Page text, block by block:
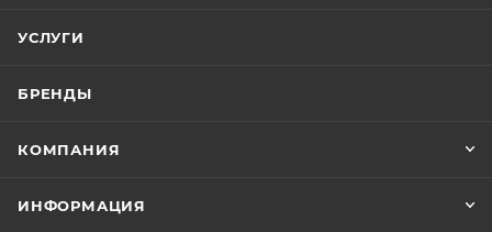
УСЛУГИ
БРЕНДЫ
КОМПАНИЯ
ИНФОРМАЦИЯ